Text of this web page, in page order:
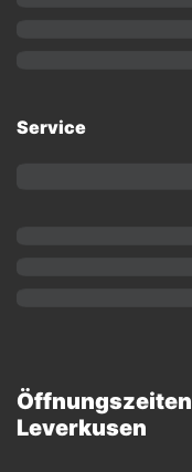
Service
Öffnungszeiten
Leverkusen